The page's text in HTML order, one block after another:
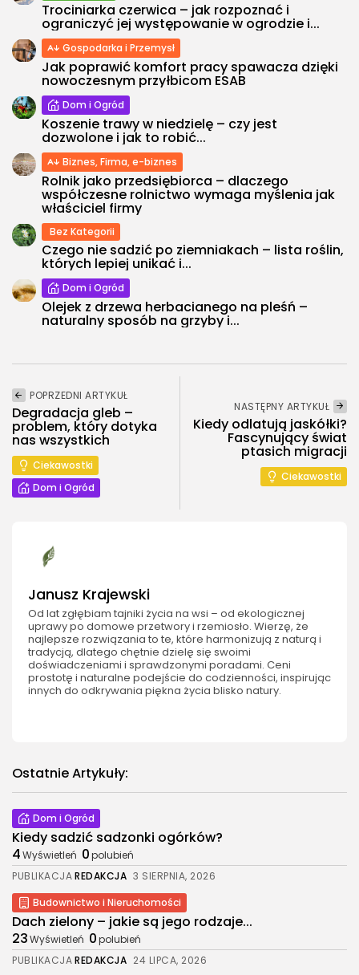
Trociniarka czerwica – jak rozpoznać i
ograniczyć jej występowanie w ogrodzie i...
Gospodarka i Przemysł
Jak poprawić komfort pracy spawacza dzięki
nowoczesnym przyłbicom ESAB
Dom i Ogród
Koszenie trawy w niedzielę – czy jest
dozwolone i jak to robić...
Biznes, Firma, e-biznes
Rolnik jako przedsiębiorca – dlaczego
współczesne rolnictwo wymaga myślenia jak
właściciel firmy
Bez Kategorii
Czego nie sadzić po ziemniakach – lista roślin,
których lepiej unikać i...
Dom i Ogród
Olejek z drzewa herbacianego na pleśń –
naturalny sposób na grzyby i...
POPRZEDNI ARTYKUŁ
Degradacja gleb –
problem, który dotyka
nas wszystkich
Ciekawostki
Dom i Ogród
NASTĘPNY ARTYKUŁ
Kiedy odlatują jaskółki?
Fascynujący świat
ptasich migracji
Ciekawostki
Janusz Krajewski
Od lat zgłębiam tajniki życia na wsi – od ekologicznej
uprawy po domowe przetwory i rzemiosło. Wierzę, że
najlepsze rozwiązania to te, które harmonizują z naturą i
tradycją, dlatego chętnie dzielę się swoimi
doświadczeniami i sprawdzonymi poradami. Ceni
prostotę i naturalne podejście do codzienności, inspirując
innych do odkrywania piękna życia blisko natury.
Ostatnie Artykuły:
Dom i Ogród
Kiedy sadzić sadzonki ogórków?
4Wyświetleń 0polubień
PUBLIKACJAREDAKCJA 3 SIERPNIA, 2026
Budownictwo i Nieruchomości
Dach zielony – jakie są jego rodzaje...
23Wyświetleń 0polubień
PUBLIKACJAREDAKCJA 24 LIPCA, 2026